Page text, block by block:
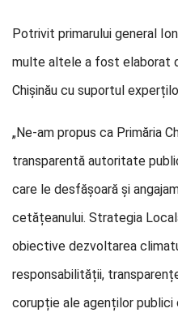
Potrivit primarului general
multe altele a fost elaborat
Chișinău cu suportul
„Ne-am propus ca Primăria
transparentă autoritate
care le desfășoară și
cetățeanului. Strategia
obiective dezvoltarea
responsabilității,
corupție ale agenților